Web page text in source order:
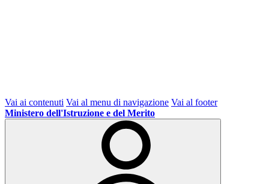
Vai ai contenuti Vai al menu di navigazione Vai al footer
Ministero dell'Istruzione e del Merito